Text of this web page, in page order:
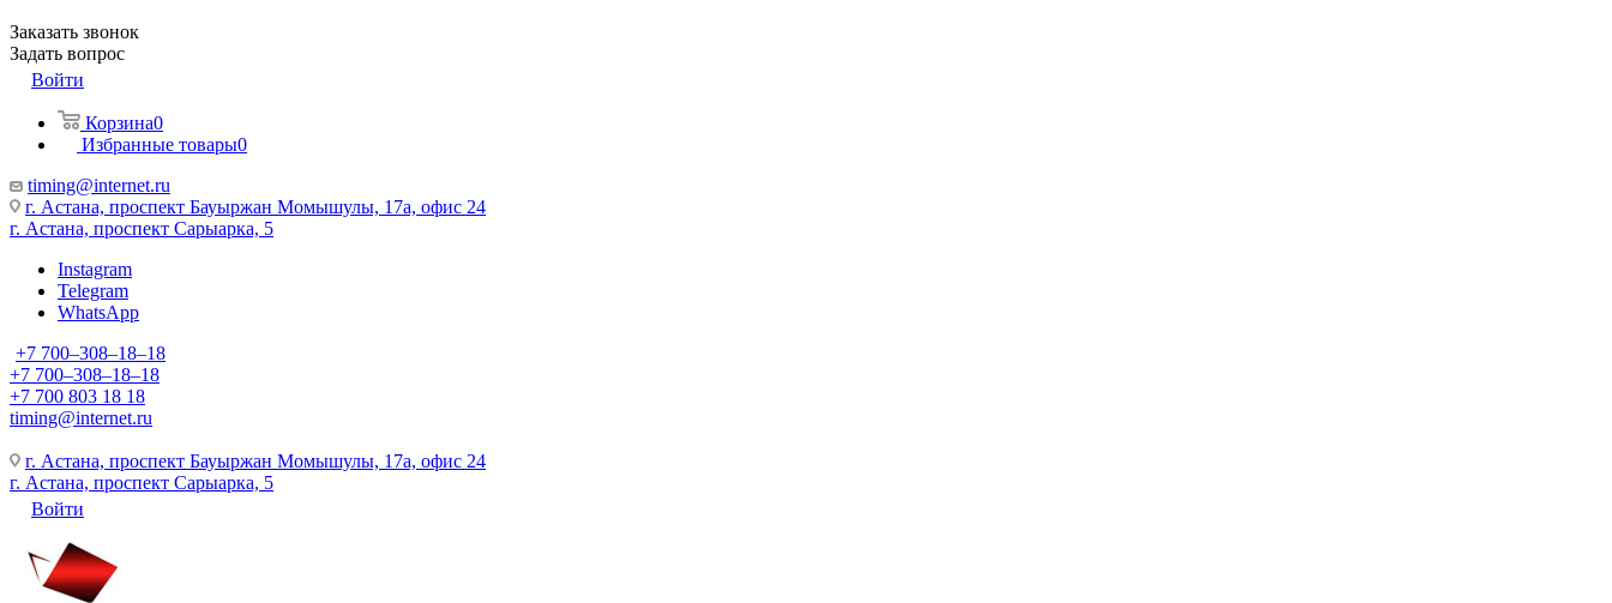
Заказать звонок
Задать вопрос
Войти
Корзина0
Избранные товары0
timing@internet.ru
г. Астана, проспект Бауыржан Момышулы, 17а, офис 24
г. Астана, проспект Сарыарка, 5
Instagram
Telegram
WhatsApp
+7 700‒308‒18‒18
+7 700‒308‒18‒18
+7 700 803 18 18
timing@internet.ru
г. Астана, проспект Бауыржан Момышулы, 17а, офис 24
г. Астана, проспект Сарыарка, 5
Войти